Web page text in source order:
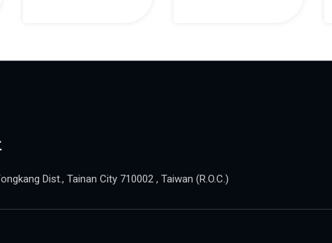
Dist., Tainan City 710002 , Taiwan (R.O.C.)